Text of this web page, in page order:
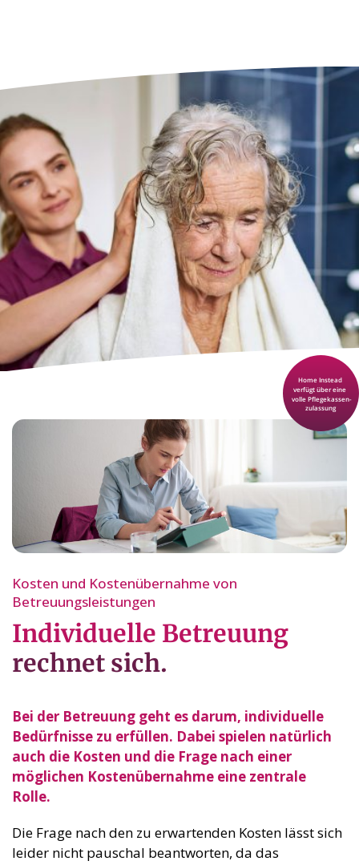
Kosten und Kostenübernahme von
Betreuungsleistungen
Individuelle Betreuung
rechnet sich.
Bei der Betreuung geht es darum, individuelle
Bedürfnisse zu erfüllen. Dabei spielen natürlich
auch die Kosten und die Frage nach einer
möglichen Kostenübernahme eine zentrale
Rolle.
Die Frage nach den zu erwartenden Kosten lässt sich
leider nicht pauschal beantworten, da das